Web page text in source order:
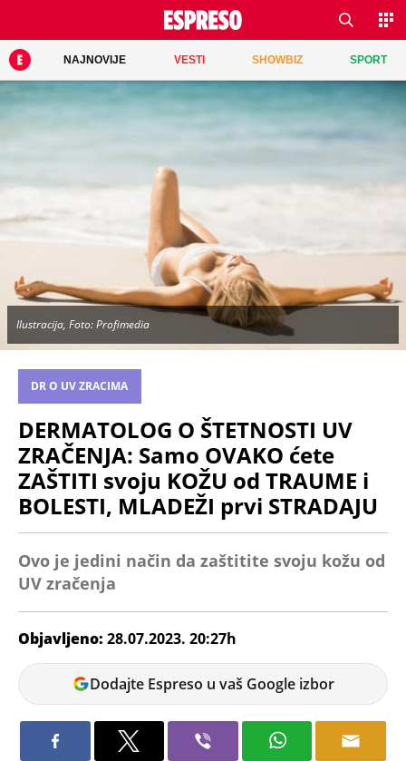
NAJNOVIJE VESTI SHOWBIZ SPORT
Ilustracija, Foto: Profimedia
DR O UV ZRACIMA
DERMATOLOG O ŠTETNOSTI UV
ZRAČENJA: Samo OVAKO ćete
ZAŠTITI svoju KOŽU od TRAUME i
BOLESTI, MLADEŽI prvi STRADAJU
Ovo je jedini način da zaštitite svoju kožu od
UV zračenja
Objavljeno: 28.07.2023. 20:27h
Marija
Marković Dodajte Espreso u vaš Google izbor